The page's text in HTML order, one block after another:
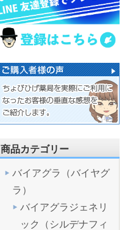
商品カテゴリー
バイアグラ（バイヤグ
ラ）
バイアグラジェネリ
ック（シルデナフィ